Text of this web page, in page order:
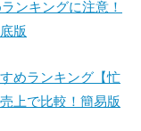
ンキングに注意！
版
めランキング【忙
上で比較！簡易版